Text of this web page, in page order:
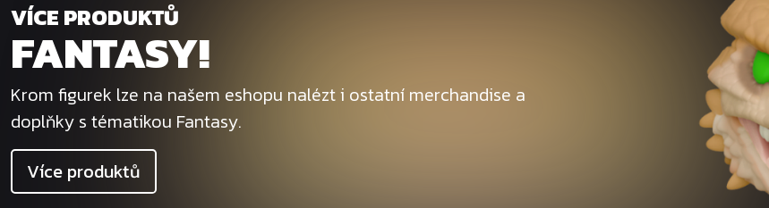
VÍCE PRODUKTŮ
FANTASY!
Krom figurek lze na našem eshopu nalézt i ostatní merchandise a
doplňky s tématikou Fantasy.
Více produktů